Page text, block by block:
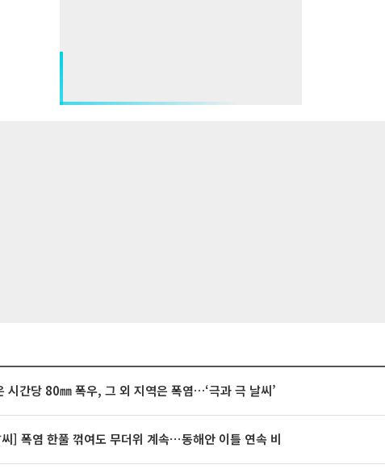
시간당 80㎜ 폭우, 그 외 지역은 폭염…‘극과 극 날씨’
] 폭염 한풀 꺾여도 무더위 계속⋯동해안 이틀 연속 비